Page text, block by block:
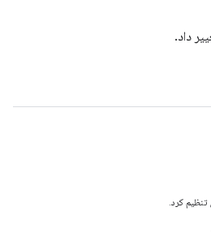
داد.
تنظیم کرد.